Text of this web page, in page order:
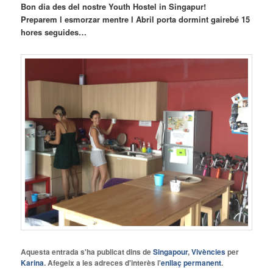
Bon dia des del nostre Youth Hostel in Singapur!
Preparem l esmorzar mentre l Abril porta dormint gairebé 15
hores seguides…
Aquesta entrada s'ha publicat dins deSingapour,Vivènciesper
Karina. Afegeix a les adreces d'interès l'enllaç permanent.